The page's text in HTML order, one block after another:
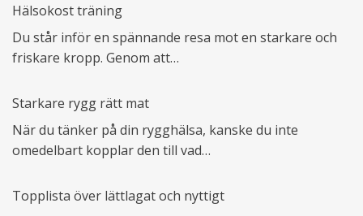
Hälsokost träning
Du står inför en spännande resa mot en starkare och
friskare kropp. Genom att…
Starkare rygg rätt mat
När du tänker på din rygghälsa, kanske du inte
omedelbart kopplar den till vad…
Topplista över lättlagat och nyttigt